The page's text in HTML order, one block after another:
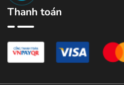
Thanh toán